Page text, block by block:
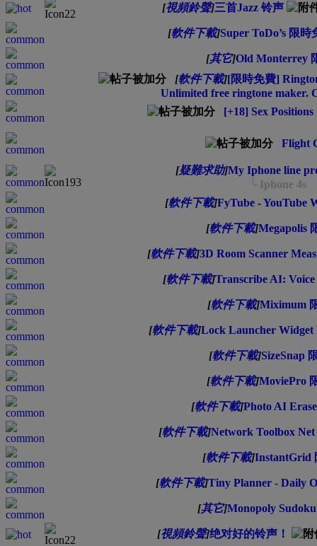
[視頻鈴聲]三首Jazz 铃声
[軟件下載]Super ToDo’s 限時
[其它]Old Monterrey
[軟件下載][限時免費]
Unlimited free ringtone maker.
[+18] Sex
Flight
[疑難求助]My Iphone line
└ Iphone 4s
[軟件下載]FyTube - YouTube
[軟件下載]Megapolis
[軟件下載]3D Room Scanner
[軟件下載]Transcribe AI:
[軟件下載]Miximum
[軟件下載]Lock Launcher
[軟件下載]SizeSnap
[軟件下載]MoviePro
[軟件下載]Photo AI
[軟件下載]Network Toolbox
[軟件下載]InstantGrid
[軟件下載]Tiny Planner - Daily
[其它]Monopoly
[視頻鈴聲]绝对好的铃声！